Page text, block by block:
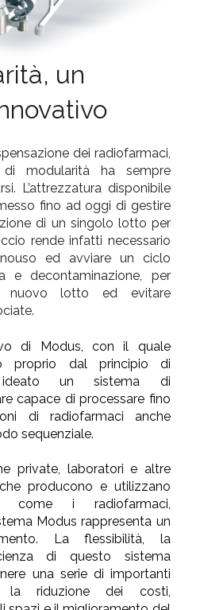
un
dei radiofarmaci,
modularità ha sempre
L’attrezzatura disponibile
fino ad oggi di gestire
di un singolo lotto per
rende infatti necessario
ed avviare un ciclo
e decontaminazione, per
nuovo lotto ed evitare
di Modus, con il quale
proprio dal principio di
un sistema di
capace di processare fino
di radiofarmaci anche
sequenziale.
private, laboratori e altre
producono e utilizzano
come i radiofarmaci,
Modus rappresenta un
La flessibilità, la
di questo sistema
una serie di importanti
la riduzione dei costi,